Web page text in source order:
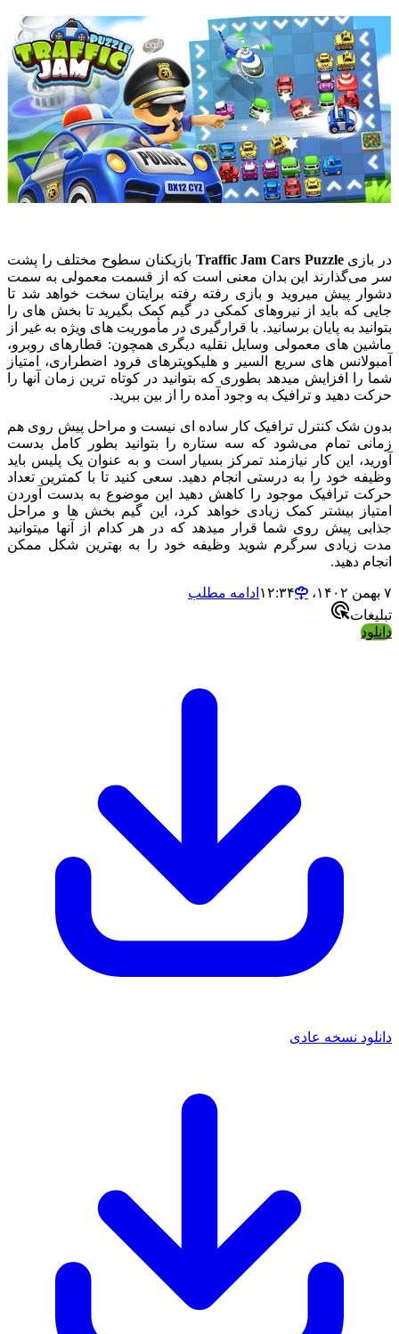
در بازیTraffic Jam Cars Puzzle بازیکنان سطوح مختلف را پشت
سر می‌گذارند این بدان معنی است که از قسمت معمولی به سمت
دشوار پیش میروید و بازی رفته رفته برایتان سخت خواهد شد تا
جایی که باید از نیروهای کمکی در گیم کمک بگیرید تا بخش های را
بتوانید به پایان برسانید. با قرارگیری در مأموریت های ویژه به غیر از
ماشین های معمولی وسایل نقلیه دیگری همچون: قطارهای روبرو،
آمبولانس های سریع السیر و هلیکوپترهای فرود اضطراری، امتیاز
شما را افزایش میدهد بطوری که بتوانید در کوتاه ترین زمان آنها را
حرکت دهید و ترافیک به وجود آمده را از بین ببرید.
بدون شک کنترل ترافیک کار ساده ای نیست و مراحل پیش روی هم
زمانی تمام می‌شود که سه ستاره را بتوانید بطور کامل بدست
آورید، این کار نیازمند تمرکز بسیار است و به عنوان یک پلیس باید
وظیفه خود را به درستی انجام دهید. سعی کنید تا با کمترین تعداد
حرکت ترافیک موجود را کاهش دهید این موضوع به بدست آوردن
امتیاز بیشتر کمک زیادی خواهد کرد، این گیم بخش ها و مراحل
جذابی پیش روی شما قرار میدهد که در هر کدام از آنها میتوانید
مدت زیادی سرگرم شوید وظیفه خود را به بهترین شکل ممکن
انجام دهید.
۷ بهمن ۱۴۰۲،‏ ۱۲:۳۴
ادامه مطلب
تبلیغات
دانلود
دانلود نسخه عادی